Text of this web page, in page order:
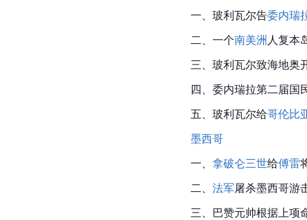
一、玻利瓦尔告委内瑞
二、一个南美洲 人复本
三、玻利瓦尔致海地奥
四、委内瑞拉第二届国
五、玻利瓦尔给哥伦比
墨西哥
一、 拿破仑三世给傅雷
二、 法军屠杀墨西哥游
三、巴赞元帅根据上项